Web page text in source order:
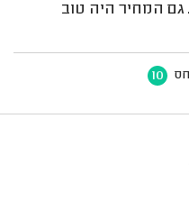
המחיר היה טוב
10